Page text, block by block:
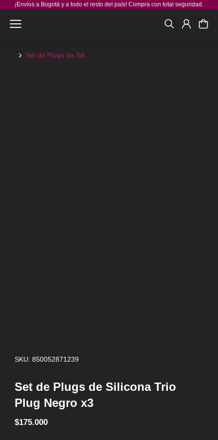
¡Envíos a Bogotá y a todo el resto del país! Compra con total seguridad.
You are here:
Set de Plugs de Sili…
SKU: 850052871239
Set de Plugs de Silicona Trio
Plug Negro x3
$175.000